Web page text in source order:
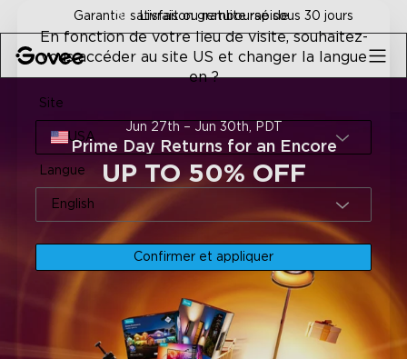
Skip to content Livraison gratuite rapide
Jun 27th – Jun 30th, PDT
Prime Day Returns for an Encore
UP TO 50% OFF
En fonction de votre lieu de visite, souhaitez-
vous accéder au site US et changer la langue
en ?
Site
USA
Langue
English
Confirmer et appliquer